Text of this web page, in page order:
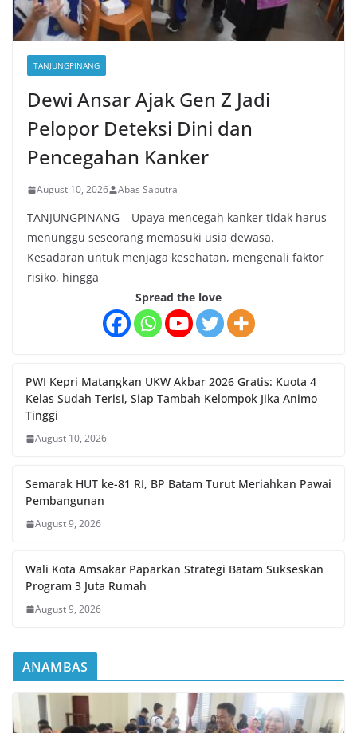
TANJUNGPINANG
Dewi Ansar Ajak Gen Z Jadi
Pelopor Deteksi Dini dan
Pencegahan Kanker
August 10, 2026 Abas Saputra
TANJUNGPINANG – Upaya mencegah kanker tidak harus
menunggu seseorang memasuki usia dewasa.
Kesadaran untuk menjaga kesehatan, mengenali faktor
risiko, hingga
Spread the love
PWI Kepri Matangkan UKW Akbar 2026 Gratis: Kuota 4
Kelas Sudah Terisi, Siap Tambah Kelompok Jika Animo
Tinggi
August 10, 2026
Semarak HUT ke-81 RI, BP Batam Turut Meriahkan Pawai
Pembangunan
August 9, 2026
Wali Kota Amsakar Paparkan Strategi Batam Sukseskan
Program 3 Juta Rumah
August 9, 2026
ANAMBAS